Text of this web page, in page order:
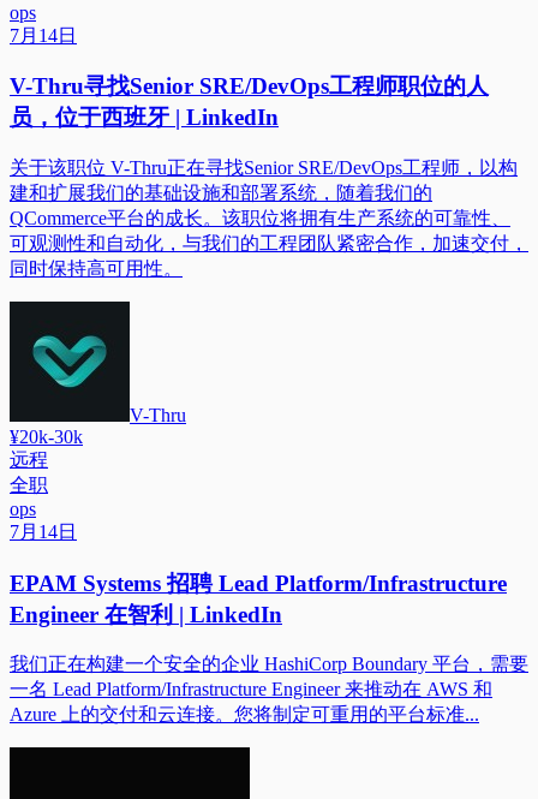
ops
7月14日
V-Thru寻找Senior SRE/DevOps工程师职位的人
员，位于西班牙 | LinkedIn
关于该职位 V-Thru正在寻找Senior SRE/DevOps工程师，以构
建和扩展我们的基础设施和部署系统，随着我们的
QCommerce平台的成长。该职位将拥有生产系统的可靠性、
可观测性和自动化，与我们的工程团队紧密合作，加速交付，
同时保持高可用性。
V-Thru
¥20k-30k
远程
全职
ops
7月14日
EPAM Systems 招聘 Lead Platform/Infrastructure
Engineer 在智利 | LinkedIn
我们正在构建一个安全的企业 HashiCorp Boundary 平台，需要
一名 Lead Platform/Infrastructure Engineer 来推动在 AWS 和
Azure 上的交付和云连接。您将制定可重用的平台标准...